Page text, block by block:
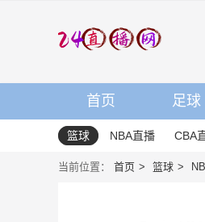
首页 足球
篮球 NBA直播 CBA
当前位置： 首页 篮球